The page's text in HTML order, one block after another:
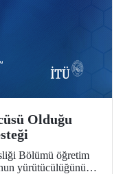
Olduğu
Bölümü öğretim
yürütücülüğünü